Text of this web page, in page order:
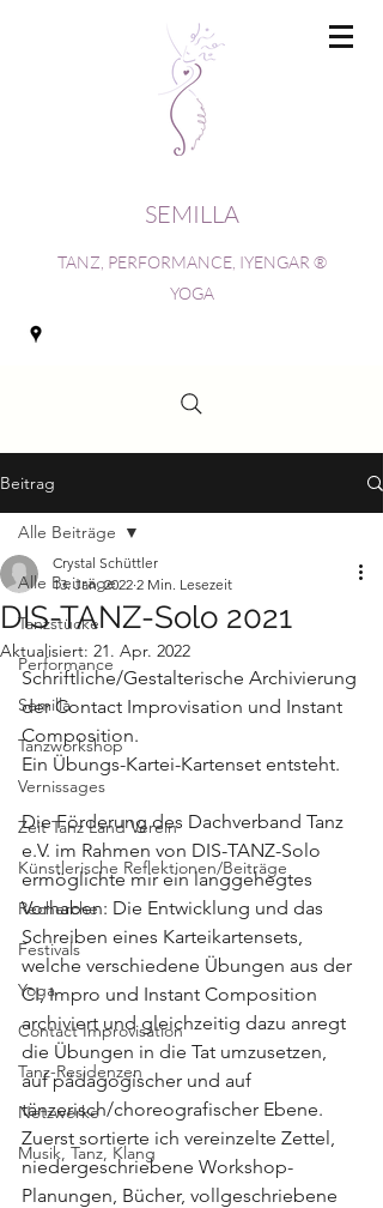
SEMILLA
TANZ, PERFORMANCE, IYENGAR ®
YOGA
Beitrag
Alle Beiträge
Tanzstücke
Performance
Semilla
Tanzworkshop
Vernissages
Zeit Tanz Land Verein
Künstlerische Reflektionen/Beiträge
Recherche
Festivals
Yoga
Contact Improvisation
Tanz-Residenzen
Netzwerke
Musik, Tanz, Klang
Alle Beiträge
DIS-TANZ-Solo 2021
Crystal Schüttler
13. Jan. 2022 2 Min. Lesezeit
Aktualisiert: 21. Apr. 2022
Schriftliche/Gestalterische Archivierung
der Contact Improvisation und Instant
Composition.
Ein Übungs-Kartei-Kartenset entsteht.
Die Förderung des Dachverband Tanz
e.V. im Rahmen von DIS-TANZ-Solo
ermöglichte mir ein langgehegtes
Vorhaben: Die Entwicklung und das
Schreiben eines Karteikartensets,
welche verschiedene Übungen aus der
CI, Impro und Instant Composition
archiviert und gleichzeitig dazu anregt
die Übungen in die Tat umzusetzen,
auf pädagogischer und auf
tänzerisch/choreografischer Ebene.
Zuerst sortierte ich vereinzelte Zettel,
niedergeschriebene Workshop-
Planungen, Bücher, vollgeschriebene